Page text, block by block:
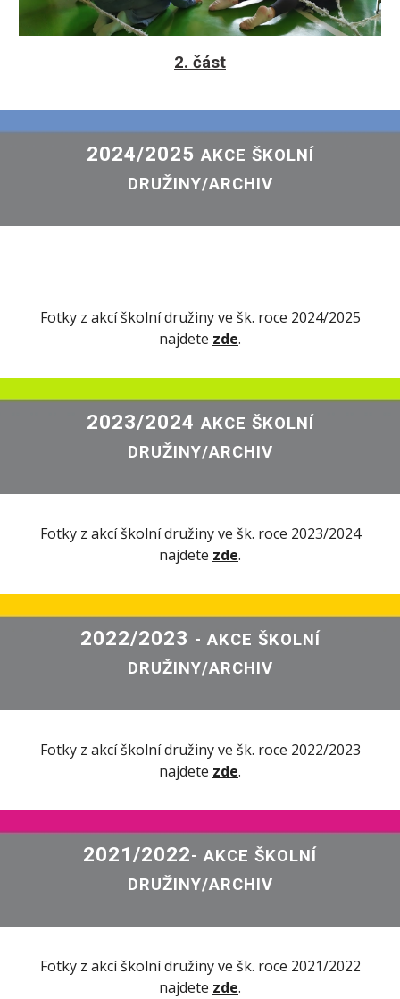
2. část
2024/2025 AKCE ŠKOLNÍ
DRUŽINY/ARCHIV
Fotky z akcí školní družiny ve šk. roce 2024/2025
najdete zde.
2023/2024 AKCE ŠKOLNÍ
DRUŽINY/ARCHIV
Fotky z akcí školní družiny ve šk. roce 2023/2024
najdete zde.
2022/2023 - AKCE ŠKOLNÍ
DRUŽINY/ARCHIV
Fotky z akcí školní družiny ve šk. roce 2022/2023
najdete zde.
2021/2022- AKCE ŠKOLNÍ
DRUŽINY/ARCHIV
Fotky z akcí školní družiny ve šk. roce 2021/2022
najdete zde.